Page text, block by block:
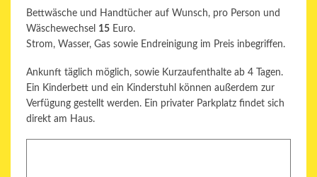
Bettwäsche und Handtücher auf Wunsch, pro Person und
Wäschewechsel 15 Euro.
Strom, Wasser, Gas sowie Endreinigung im Preis inbegriffen.
Ankunft täglich möglich, sowie Kurzaufenthalte ab 4 Tagen.
Ein Kinderbett und ein Kinderstuhl können außerdem zur
Verfügung gestellt werden. Ein privater Parkplatz findet sich
direkt am Haus.